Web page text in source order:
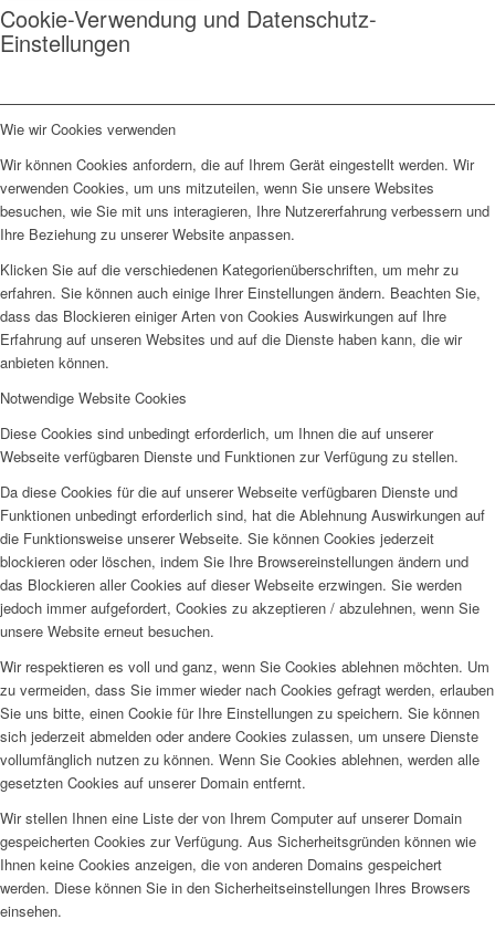
Cookie-Verwendung und Datenschutz-
Einstellungen
Wie wir Cookies verwenden
Wir können Cookies anfordern, die auf Ihrem Gerät eingestellt werden. Wir
verwenden Cookies, um uns mitzuteilen, wenn Sie unsere Websites
besuchen, wie Sie mit uns interagieren, Ihre Nutzererfahrung verbessern und
Ihre Beziehung zu unserer Website anpassen.
Klicken Sie auf die verschiedenen Kategorienüberschriften, um mehr zu
erfahren. Sie können auch einige Ihrer Einstellungen ändern. Beachten Sie,
dass das Blockieren einiger Arten von Cookies Auswirkungen auf Ihre
Erfahrung auf unseren Websites und auf die Dienste haben kann, die wir
anbieten können.
Notwendige Website Cookies
Diese Cookies sind unbedingt erforderlich, um Ihnen die auf unserer
Webseite verfügbaren Dienste und Funktionen zur Verfügung zu stellen.
Da diese Cookies für die auf unserer Webseite verfügbaren Dienste und
Funktionen unbedingt erforderlich sind, hat die Ablehnung Auswirkungen auf
die Funktionsweise unserer Webseite. Sie können Cookies jederzeit
blockieren oder löschen, indem Sie Ihre Browsereinstellungen ändern und
das Blockieren aller Cookies auf dieser Webseite erzwingen. Sie werden
jedoch immer aufgefordert, Cookies zu akzeptieren / abzulehnen, wenn Sie
unsere Website erneut besuchen.
Wir respektieren es voll und ganz, wenn Sie Cookies ablehnen möchten. Um
zu vermeiden, dass Sie immer wieder nach Cookies gefragt werden, erlauben
Sie uns bitte, einen Cookie für Ihre Einstellungen zu speichern. Sie können
sich jederzeit abmelden oder andere Cookies zulassen, um unsere Dienste
vollumfänglich nutzen zu können. Wenn Sie Cookies ablehnen, werden alle
gesetzten Cookies auf unserer Domain entfernt.
Wir stellen Ihnen eine Liste der von Ihrem Computer auf unserer Domain
gespeicherten Cookies zur Verfügung. Aus Sicherheitsgründen können wie
Ihnen keine Cookies anzeigen, die von anderen Domains gespeichert
werden. Diese können Sie in den Sicherheitseinstellungen Ihres Browsers
einsehen.